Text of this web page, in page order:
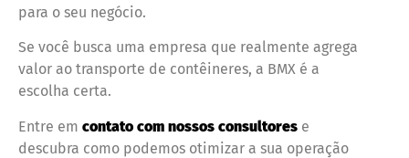
para o seu negócio.
Se você busca uma empresa que realmente agrega
valor ao transporte de contêineres, a BMX é a
escolha certa.
Entre em contato com nossos consultores e
descubra como podemos otimizar a sua operação